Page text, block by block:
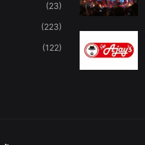
(23)
(223)
(122)